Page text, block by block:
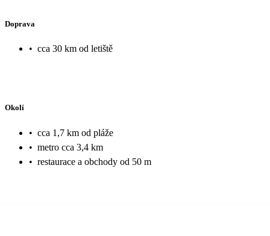
Doprava
• cca 30 km od letiště
Okolí
• cca 1,7 km od pláže
• metro cca 3,4 km
• restaurace a obchody od 50 m